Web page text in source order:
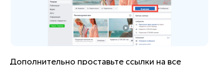
Дополнительно проставьте ссылки на все